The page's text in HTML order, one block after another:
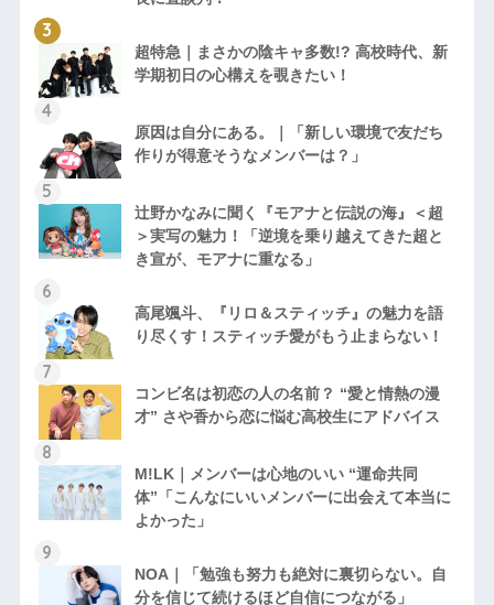
超特急｜まさかの陰キャ多数!? 高校時代、新
学期初日の心構えを覗きたい！
原因は自分にある。｜「新しい環境で友だち
作りが得意そうなメンバーは？」
辻野かなみに聞く『モアナと伝説の海』＜超
＞実写の魅力！「逆境を乗り越えてきた超と
き宣が、モアナに重なる」
高尾颯斗、『リロ＆スティッチ』の魅力を語
り尽くす！スティッチ愛がもう止まらない！
コンビ名は初恋の人の名前？ “愛と情熱の漫
才” さや香から恋に悩む高校生にアドバイス
M!LK｜メンバーは心地のいい “運命共同
体”「こんなにいいメンバーに出会えて本当に
よかった」
NOA｜「勉強も努力も絶対に裏切らない。自
分を信じて続けるほど自信につながる」